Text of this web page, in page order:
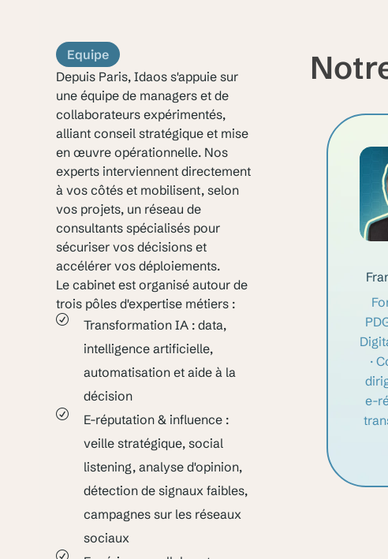
Equipe
Depuis Paris, Idaos s'appuie sur
une équipe de managers et de
collaborateurs expérimentés,
alliant conseil stratégique et mise
en œuvre opérationnelle. Nos
experts interviennent directement
à vos côtés et mobilisent, selon
vos projets, un réseau de
consultants spécialisés pour
sécuriser vos décisions et
accélérer vos déploiements.
Le cabinet est organisé autour de
trois pôles d'expertise métiers :
Transformation IA : data,
intelligence artificielle,
automatisation et aide à la
décision
E-réputation & influence :
veille stratégique, social
listening, analyse d'opinion,
détection de signaux faibles,
campagnes sur les réseaux
sociaux
·
e-